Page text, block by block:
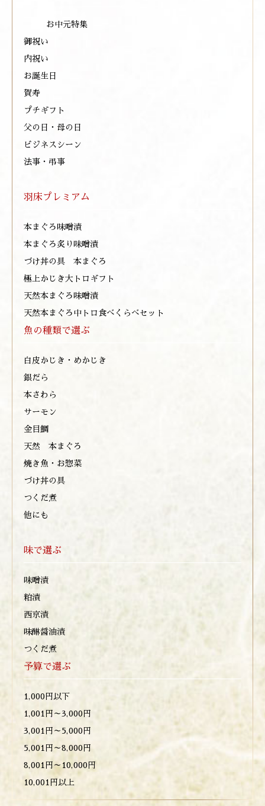
お中元特集
御祝い
内祝い
お誕生日
賀寿
プチギフト
父の日・母の日
ビジネスシーン
法事・弔事
羽床プレミアム
本まぐろ味噌漬
本まぐろ炙り味噌漬
づけ丼の具 本まぐろ
極上かじき大トロギフト
天然本まぐろ味噌漬
天然本まぐろ中トロ食べくらべセット
魚の種類で選ぶ
白皮かじき・めかじき
銀だら
本さわら
サーモン
金目鯛
天然 本まぐろ
焼き魚・お惣菜
づけ丼の具
つくだ煮
他にも
味で選ぶ
味噌漬
粕漬
西京漬
味醂醤油漬
つくだ煮
予算で選ぶ
1,000円以下
1,001円～3,000円
3,001円～5,000円
5,001円～8,000円
8,001円～10,000円
10,001円以上